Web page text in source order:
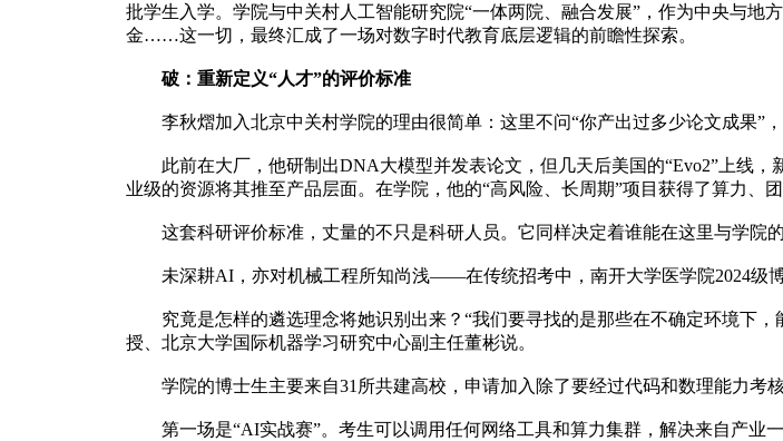
批学生入学。学院与中关村人工智能研究院“一体两院、融合发展”，作为中央与
金……这一切，最终汇成了一场对数字时代教育底层逻辑的前瞻性探索。
破：重新定义“人才”的评价标准
李秋熠加入北京中关村学院的理由很简单：这里不问“你产出过多少论文成果”，
此前在大厂，他研制出DNA大模型并发表论文，但几天后美国的“Evo2”上线
业级的资源将其推至产品层面。在学院，他的“高风险、长周期”项目获得了算力、
这套科研评价标准，丈量的不只是科研人员。它同样决定着谁能在这里与学院的
未深耕AI，亦对机械工程所知尚浅——在传统招考中，南开大学医学院2024级博
究竟是怎样的遴选理念将她识别出来？“我们要寻找的是那些在不确定环境下，
授、北京大学国际机器学习研究中心副主任董彬说。
学院的博士生主要来自31所共建高校，申请加入除了要经过代码和数理能力考
第一场是“AI实战赛”。考生可以调用任何网络工具和算力集群，解决来自产业